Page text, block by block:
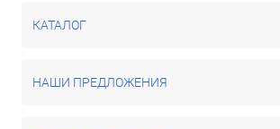
КАТАЛОГ
НАШИ ПРЕДЛОЖЕНИЯ